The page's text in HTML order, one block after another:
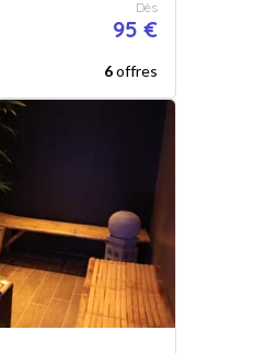
Dès
95 €
6offres